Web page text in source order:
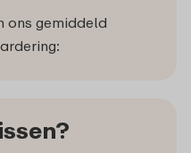
ons gemiddeld